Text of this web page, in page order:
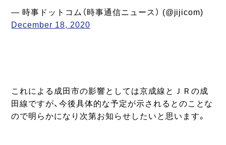
— 時事ドットコム（時事通信ニュース） (@jijicom)
December 18, 2020
これによる成田市の影響としては京成線とＪＲの成
田線ですが、今後具体的な予定が示されるとのことな
ので明らかになり次第お知らせしたいと思います。